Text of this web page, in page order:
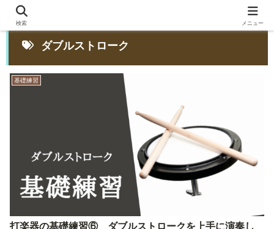
ダブルストローク
基礎練習
打楽器の基礎練習⑥ ダブルストロークを上手に演奏し
検索 メニュー